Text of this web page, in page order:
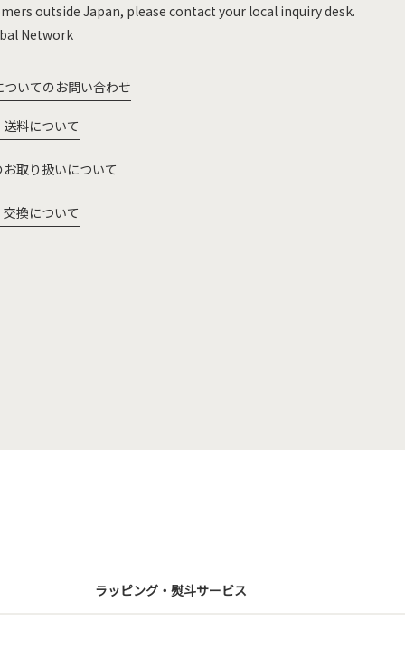
outside Japan, please contact your local inquiry desk.
Network
ついてのお問い合わせ
料について
取り扱いについて
換について
ラッピング・熨斗サービス